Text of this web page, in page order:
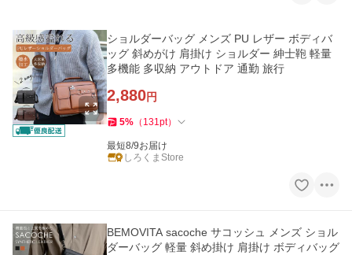
ショルダーバッグ メンズ PU レザー ボディバ
ッグ 斜めがけ 肩掛け ショルダー 紳士鞄 軽量
多機能 多収納 アウトドア 通勤 旅行
2,880円
5% （ 131pt）
最短8/9お届け
しろくまStore
BEMOVITA sacoche サコッシュ メンズ ショル
ダーバッグ 軽量 斜め掛け 肩掛け ボディバッグ